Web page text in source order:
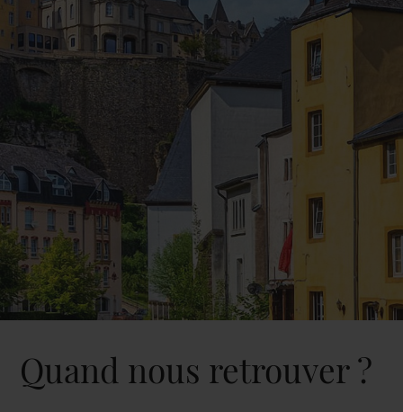
Quand nous retrouver ?